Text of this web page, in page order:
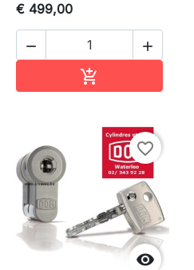
€ 499,00
 


favorite_border